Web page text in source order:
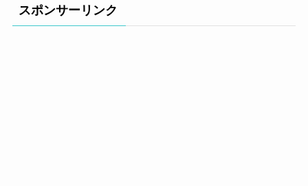
スポンサーリンク